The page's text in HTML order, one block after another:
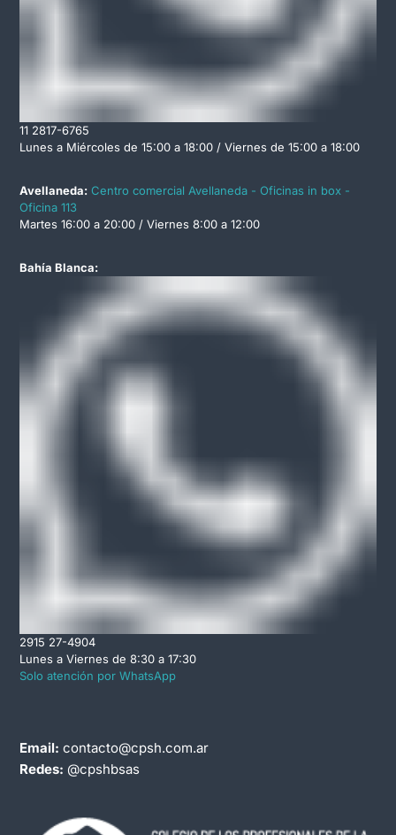
11 2817-6765
Lunes a Miércoles de 15:00 a 18:00 / Viernes de 15:00 a 18:00
Avellaneda: Centro comercial Avellaneda - Oficinas in box -
Oficina 113
Martes 16:00 a 20:00 / Viernes 8:00 a 12:00
Bahía Blanca:
2915 27-4904
Lunes a Viernes de 8:30 a 17:30
Solo atención por WhatsApp
Email: contacto@cpsh.com.ar
Redes: @cpshbsas